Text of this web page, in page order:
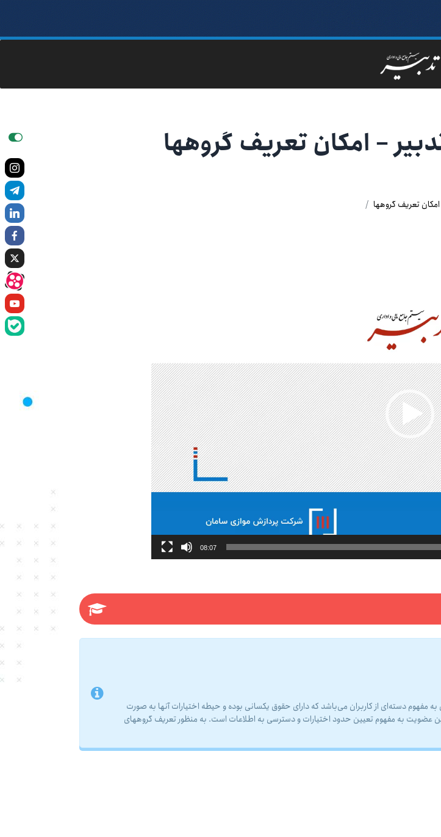
– امکان تعریف گروهها
تعریف گروهها
08:07
مفهوم دسته‌اى از کاربران می‌باشد که داراى حقوق یکسانى بوده و حیطه اختیارات آنها به صورت
عضویت به مفهوم تعیین حدود اختیارات و دسترسى به اطلاعات است. به منظور تعریف گروههای